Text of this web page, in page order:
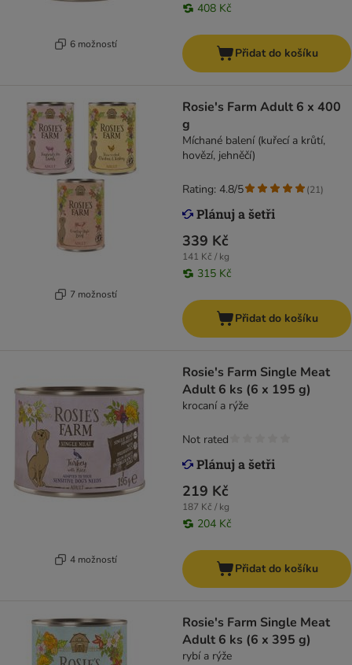
6 možností
408 Kč
Přidat do košíku
7 možností
Rosie's Farm Adult 6 x 400
g
Míchané balení (kuřecí a krůtí,
hovězí, jehněčí)
339 Kč
141 Kč / kg
315 Kč
Rating: 4.8/5 (21)
Přidat do košíku
4 možností
Rosie's Farm Single Meat
Adult 6 ks (6 x 195 g)
krocaní a rýže
219 Kč
187 Kč / kg
204 Kč
Not rated
Přidat do košíku
Rosie's Farm Single Meat
Adult 6 ks (6 x 395 g)
rybí a rýže